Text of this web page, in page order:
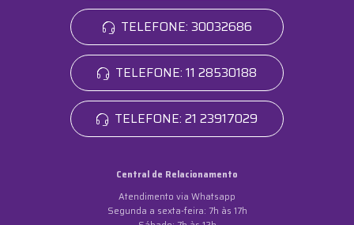
TELEFONE: 30032686
TELEFONE: 11 28530188
TELEFONE: 21 23917029
Central de Relacionamento
Atendimento via Whatsapp
Segunda a sexta-feira: 7h às 17h